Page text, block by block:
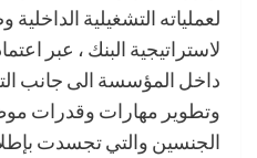
لعملياته التشغيلية
لاستراتيجية البنك ، عبر
داخل المؤسسة الى جانب
وتطوير مهارات وقدرات
الجنسين والتي تجسدت